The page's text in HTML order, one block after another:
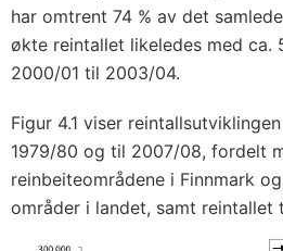
har omtrent 74 % av det
økte reintallet likeledes med ca.
2000/01 til 2003/04.
Figur 4.1 viser
1979/80 og til 2007/08, fordelt
reinbeiteområdene i Finnmark
områder i landet, samt reintallet